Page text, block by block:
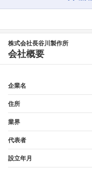
株式会社長谷川製作所
会社概要
企業名
住所
業界
代表者
設立年月